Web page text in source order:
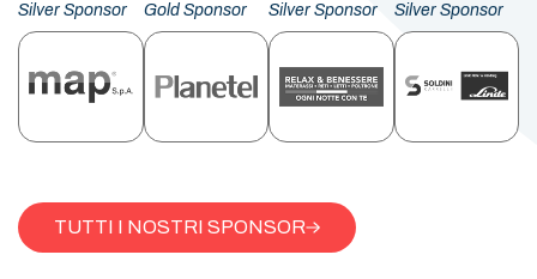
Silver Sponsor Gold Sponsor Silver Sponsor Silver Sponsor
TUTTI I NOSTRI SPONSOR